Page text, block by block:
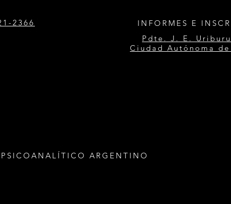
2366
INFORMES E
Pdte. J. E.
Ciudad Autónoma
ARGENTINO